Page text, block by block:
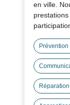
en ville.